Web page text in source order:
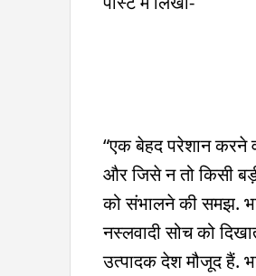
“एक बेहद परेशान करने
और जिसे न तो किसी
को संभालने की समझ.
नस्लवादी सोच को
उत्पादक देश मौजूद हैं.